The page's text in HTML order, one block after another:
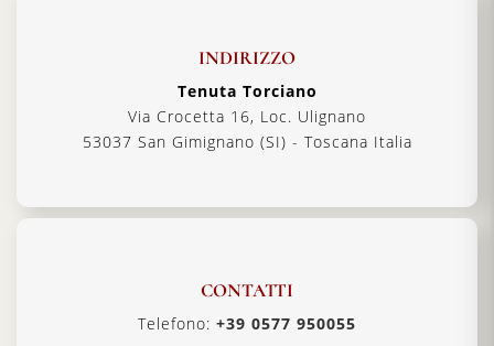
INDIRIZZO
Tenuta Torciano
Via Crocetta 16, Loc. Ulignano
53037 San Gimignano (SI) - Toscana Italia
CONTATTI
Telefono: +39 0577 950055